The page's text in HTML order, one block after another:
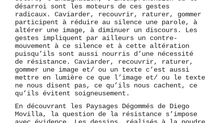
désarroi sont les moteurs de ces gestes
radicaux. Caviarder, recouvrir, raturer, gommer
participent à réduire au silence une parole, à
altérer une image, à diminuer un discours. Les
gestes impliquent par ailleurs un contre-
mouvement à ce silence et à cette altération
puisqu’ils sont aussi nourris d’une nécessité
de résistance. Caviarder, recouvrir, raturer,
gommer une image et/ ou un texte c’est aussi
mettre en lumière ce que l’image et/ ou le texte
ne nous disent pas, ce qu’ils nous cachent, ce
qu’ils évitent soigneusement.
En découvrant les Paysages Dégommés de Diego
Movilla, la question de la résistance s’impose